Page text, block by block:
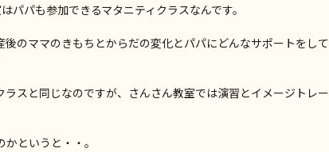
パパも参加できるマタニティクラスなんです。
のママのきもちとからだの変化とパパにどんなサポートをして
ラスと同じなのですが、さんさん教室では演習とイメージトレー
というと・・。